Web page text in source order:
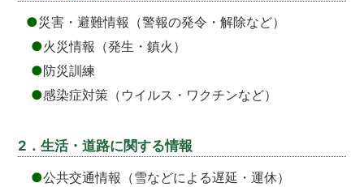
●災害・避難情報（警報の発令・解除など）
●火災情報（発生・鎮火）
●防災訓練
●感染症対策（ウイルス・ワクチンなど）
2．生活・道路に関する情報
●公共交通情報（雪などによる遅延・運休）